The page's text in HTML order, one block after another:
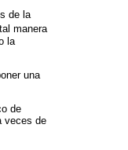
de la
manera
la
una
de
veces de